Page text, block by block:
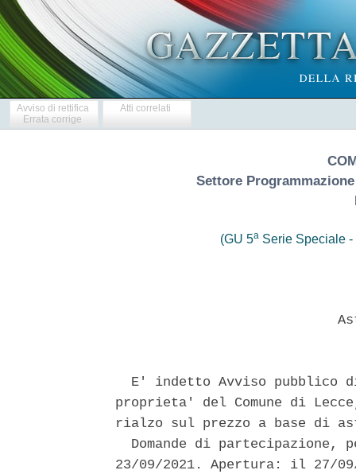
Avviso di rettifica
Errata corrige
Atti correlati
Settore
(GU 5aSerie Speciale -
E' indetto Avviso pubblico
proprieta' del Comune di
rialzo sul prezzo a base di
Domande di partecipazione,
23/09/2021. Apertura: il 27/